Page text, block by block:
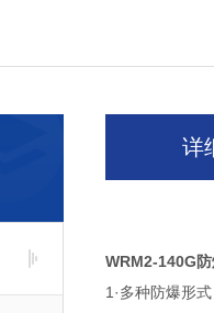
详
WRM2-140G
1·多种防爆形